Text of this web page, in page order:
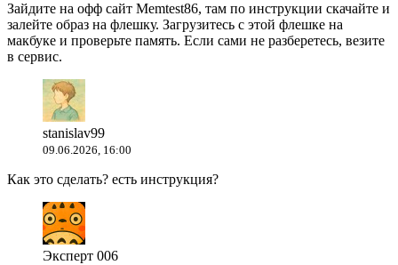
Зайдите на офф сайт Memtest86, там по инструкции скачайте и
залейте образ на флешку. Загрузитесь с этой флешке на
макбуке и проверьте память. Если сами не разберетесь, везите
в сервис.
stanislav99
09.06.2026, 16:00
Как это сделать? есть инструкция?
Эксперт 006